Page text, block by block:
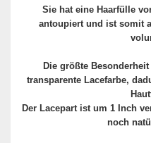
Sie hat eine Haarfülle
antoupiert und ist somit
Die größte
transparente Lacefarbe,
Der Lacepart ist um 1 Inch
noch